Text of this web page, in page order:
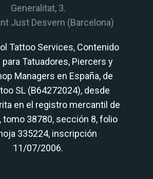
Generalitat, 3.
Just Desvern (Barcelona)
Tattoo Services, Contenido
Tatuadores, Piercers y
Managers en España, de
SL (B64272024), desde
en el registro mercantil de
tomo 38780, sección 8, folio
335224, inscripción
11/07/2006.